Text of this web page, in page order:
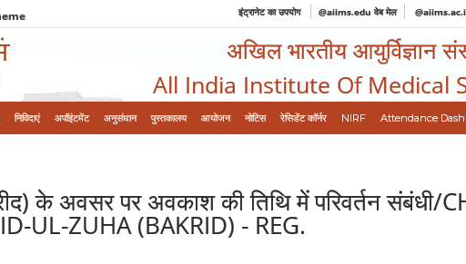
इंट्रानेट का उपयोग @aiims.edu वेब मेल
अखिल भारतीय आयुर्विज्ञान
All India Institute Of Medical
निविदाएं अपॉइंटमेंट अनुसंधान पुस्तकालय आयोजन नोटिस रेसिडेंट कॉर्नर NIRF Attendance
के अवसर पर अवकाश की तिथि में परिवर्तन
UL-ZUHA (BAKRID) - REG.